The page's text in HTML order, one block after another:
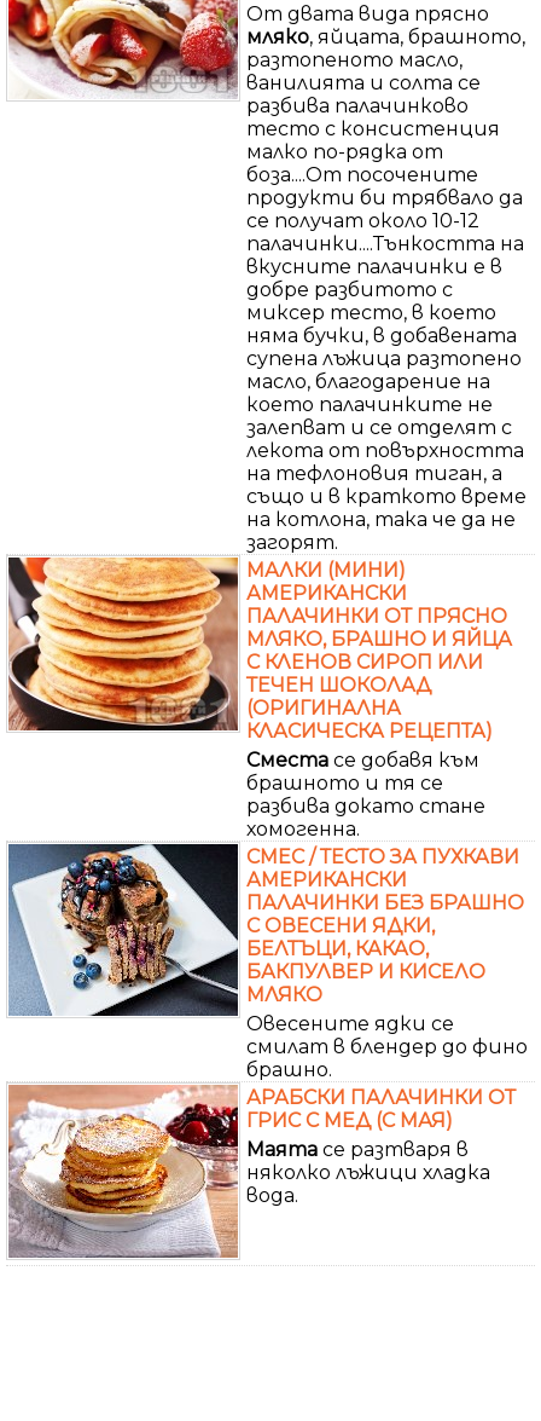
От двата вида прясно
мляко, яйцата, брашното,
разтопеното масло,
ванилията и солта се
разбива палачинково
тесто с консистенция
малко по-рядка от
боза....От посочените
продукти би трябвало да
се получат около 10-12
палачинки....Тънкостта на
вкусните палачинки е в
добре разбитото с
миксер тесто, в което
няма бучки, в добавената
супена лъжица разтопено
масло, благодарение на
което палачинките не
залепват и се отделят с
лекота от повърхността
на тефлоновия тиган, а
също и в краткото време
на котлона, така че да не
загорят.
МАЛКИ (МИНИ)
АМЕРИКАНСКИ
ПАЛАЧИНКИ ОТ ПРЯСНО
МЛЯКО, БРАШНО И ЯЙЦА
С КЛЕНОВ СИРОП ИЛИ
ТЕЧЕН ШОКОЛАД
(ОРИГИНАЛНА
КЛАСИЧЕСКА РЕЦЕПТА)
Сместа се добавя към
брашното и тя се
разбива докато стане
хомогенна.
СМЕС / ТЕСТО ЗА ПУХКАВИ
АМЕРИКАНСКИ
ПАЛАЧИНКИ БЕЗ БРАШНО
С ОВЕСЕНИ ЯДКИ,
БЕЛТЪЦИ, КАКАО,
БАКПУЛВЕР И КИСЕЛО
МЛЯКО
Овесените ядки се
смилат в блендер до фино
брашно.
АРАБСКИ ПАЛАЧИНКИ ОТ
ГРИС С МЕД (С МАЯ)
Маята се разтваря в
няколко лъжици хладка
вода.